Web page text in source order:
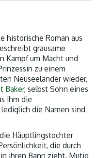
historische Roman aus
grausame
Kampf um Macht und
zu einem
Neuseeländer wieder,
Baker, selbst Sohn eines
ihm die
die Namen sind
Häuptlingstochter
die durch
ihren Bann zieht. Mutig